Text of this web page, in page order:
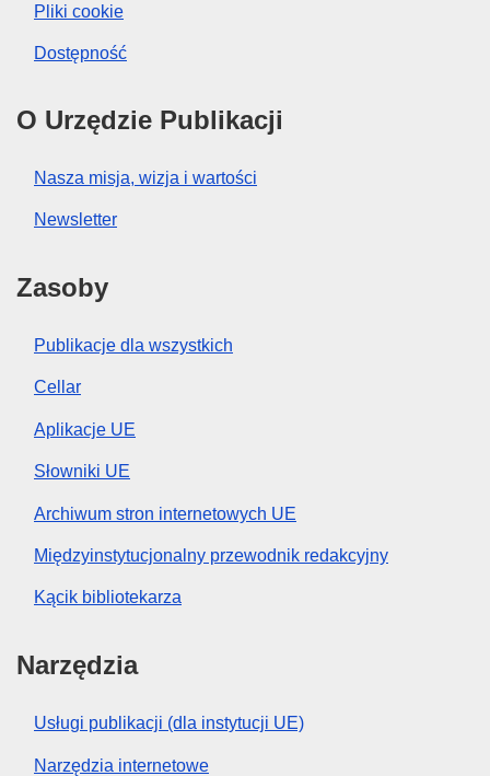
Pliki cookie
Dostępność
O Urzędzie Publikacji
Nasza misja, wizja i wartości
Newsletter
Zasoby
Publikacje dla wszystkich
Cellar
Aplikacje UE
Słowniki UE
Archiwum stron internetowych UE
Międzyinstytucjonalny przewodnik redakcyjny
Kącik bibliotekarza
Narzędzia
Usługi publikacji (dla instytucji UE)
Narzędzia internetowe